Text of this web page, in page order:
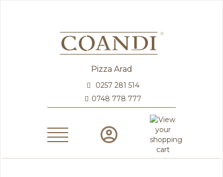
Pizza Arad
0257 281 514
0748 778 777